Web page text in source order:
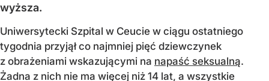
wyższa.
Uniwersytecki Szpital w Ceucie w ciągu ostatniego
tygodnia przyjął co najmniej pięć dziewczynek
z obrażeniami wskazującymi na napaść seksualną.
Żadna z nich nie ma więcej niż 14 lat, a wszystkie